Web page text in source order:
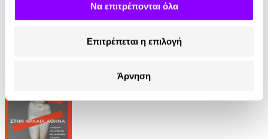
Να επιτρέπονται όλα
Επιτρέπεται η επιλογή
Άρνηση
Αιματοβαμμένες χώρες